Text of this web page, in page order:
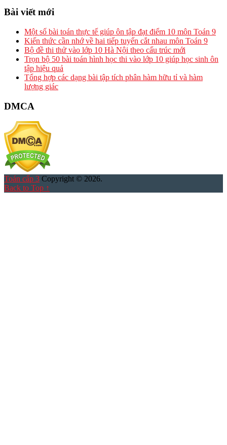
Bài viết mới
Một số bài toán thực tế giúp ôn tập đạt điểm 10 môn Toán 9
Kiến thức cần nhớ về hai tiếp tuyến cắt nhau môn Toán 9
Bộ đề thi thử vào lớp 10 Hà Nội theo cấu trúc mới
Trọn bộ 50 bài toán hình học thi vào lớp 10 giúp học sinh ôn
tập hiệu quả
Tổng hợp các dạng bài tập tích phân hàm hữu tỉ và hàm
lượng giác
DMCA
Toán cấp 3 Copyright © 2026.
Back to Top ↑